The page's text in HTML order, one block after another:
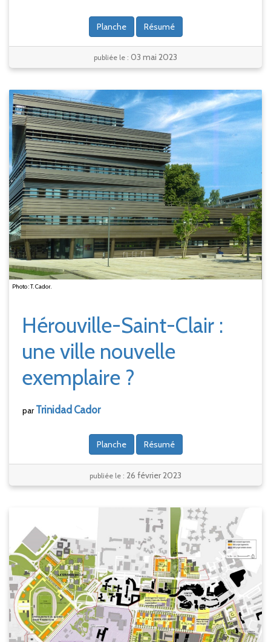
Planche Résumé
publiée le : 03 mai 2023
Photo : T. Cador.
Hérouville-Saint-Clair :
une ville nouvelle
exemplaire ?
parTrinidad Cador
Planche Résumé
publiée le : 26 février 2023